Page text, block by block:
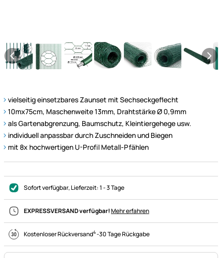
vielseitig einsetzbares Zaunset mit Sechseckgeflecht
10mx75cm, Maschenweite 13mm, Drahtstärke Ø 0,9mm
als Gartenabgrenzung, Baumschutz, Kleintiergehege usw.
individuell anpassbar durch Zuschneiden und Biegen
mit 8x hochwertigen U-Profil Metall-Pfählen
Sofort verfügbar, Lieferzeit:1 - 3 Tage
EXPRESSVERSAND verfügbar!Mehr erfahren
Kostenloser Rückversand4-30 Tage Rückgabe